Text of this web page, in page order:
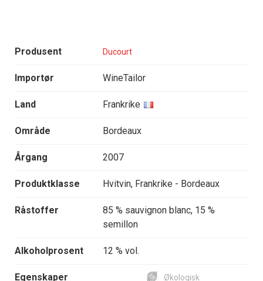
Produsent Ducourt
Importør WineTailor
Land Frankrike
Område Bordeaux
Årgang 2007
Produktklasse Hvitvin, Frankrike - Bordeaux
Råstoffer
85 % sauvignon blanc, 15 %
semillon
Alkoholprosent 12 % vol.
Egenskaper Økologisk